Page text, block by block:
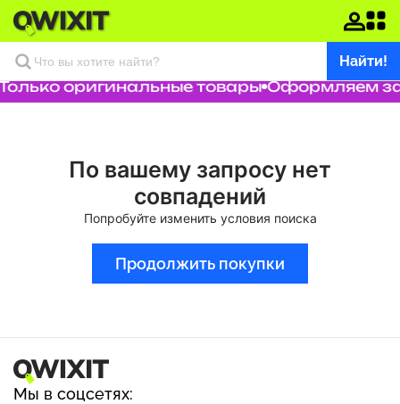
Найти!
оригинальные товары Оформляем
По вашему запросу нет
совпадений
Попробуйте изменить условия поиска
Продолжить покупки
Мы в соцсетях: